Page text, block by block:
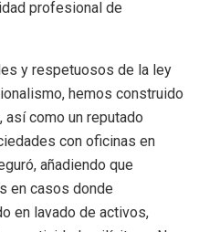
profesional de
y respetuosos de la ley
hemos construido
como un reputado
con oficinas en
añadiendo que
en casos donde
en lavado de activos,